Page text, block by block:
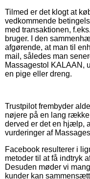
Tilmed er det klogt at
vedkommende
med transaktionen,
bruger. I den
afgørende, at man til
mail, således man
Massagestol KALAAN,
en pige eller dreng.
Trustpilot frembyder
nøjere på en lang
derved er det en hjælp,
vurderinger af
Facebook resulterer i
metoder til at få indtryk
Desuden møder vi
kunder kan